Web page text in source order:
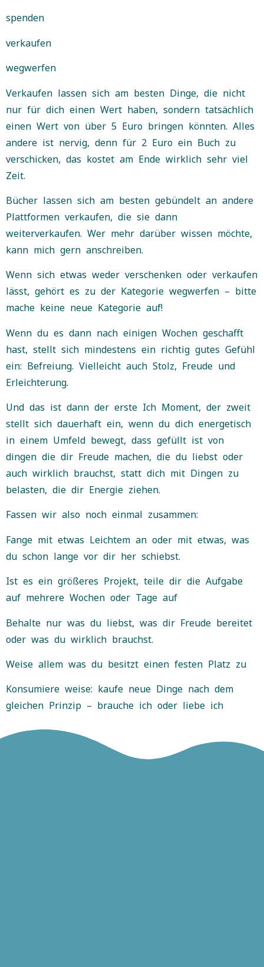
spenden
verkaufen
wegwerfen
Verkaufen lassen sich am besten Dinge, die nicht
nur für dich einen Wert haben, sondern tatsächlich
einen Wert von über 5 Euro bringen könnten. Alles
andere ist nervig, denn für 2 Euro ein Buch zu
verschicken, das kostet am Ende wirklich sehr viel
Zeit.
Bücher lassen sich am besten gebündelt an andere
Plattformen verkaufen, die sie dann
weiterverkaufen. Wer mehr darüber wissen möchte,
kann mich gern anschreiben.
Wenn sich etwas weder verschenken oder verkaufen
lässt, gehört es zu der Kategorie wegwerfen – bitte
mache keine neue Kategorie auf!
Wenn du es dann nach einigen Wochen geschafft
hast, stellt sich mindestens ein richtig gutes Gefühl
ein: Befreiung. Vielleicht auch Stolz, Freude und
Erleichterung.
Und das ist dann der erste Ich Moment, der zweit
stellt sich dauerhaft ein, wenn du dich energetisch
in einem Umfeld bewegt, dass gefüllt ist von
dingen die dir Freude machen, die du liebst oder
auch wirklich brauchst, statt dich mit Dingen zu
belasten, die dir Energie ziehen.
Fassen wir also noch einmal zusammen:
Fange mit etwas Leichtem an oder mit etwas, was
du schon lange vor dir her schiebst.
Ist es ein größeres Projekt, teile dir die Aufgabe
auf mehrere Wochen oder Tage auf
Behalte nur was du liebst, was dir Freude bereitet
oder was du wirklich brauchst.
Weise allem was du besitzt einen festen Platz zu
Konsumiere weise: kaufe neue Dinge nach dem
gleichen Prinzip – brauche ich oder liebe ich